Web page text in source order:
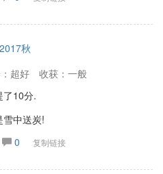
2017秋
超好
收获：一般
了10分.
中送炭!
0 复制链接